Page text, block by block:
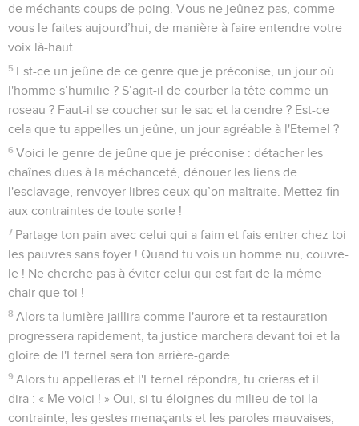
de méchants coups de poing. Vous ne jeûnez pas, comme
vous le faites aujourd’hui, de manière à faire entendre votre
voix là-haut.
5 Est-ce un jeûne de ce genre que je préconise, un jour où
l'homme s’humilie ? S’agit-il de courber la tête comme un
roseau ? Faut-il se coucher sur le sac et la cendre ? Est-ce
cela que tu appelles un jeûne, un jour agréable à l'Eternel ?
6 Voici le genre de jeûne que je préconise : détacher les
chaînes dues à la méchanceté, dénouer les liens de
l'esclavage, renvoyer libres ceux qu’on maltraite. Mettez fin
aux contraintes de toute sorte !
7 Partage ton pain avec celui qui a faim et fais entrer chez toi
les pauvres sans foyer ! Quand tu vois un homme nu, couvre-
le ! Ne cherche pas à éviter celui qui est fait de la même
chair que toi !
8 Alors ta lumière jaillira comme l'aurore et ta restauration
progressera rapidement, ta justice marchera devant toi et la
gloire de l'Eternel sera ton arrière-garde.
9 Alors tu appelleras et l'Eternel répondra, tu crieras et il
dira : « Me voici ! » Oui, si tu éloignes du milieu de toi la
contrainte, les gestes menaçants et les paroles mauvaises,